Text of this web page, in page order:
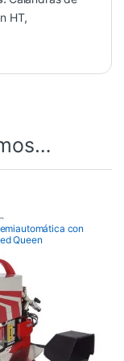
HT,
de Acabados
Semiautomáticas
con
Queen